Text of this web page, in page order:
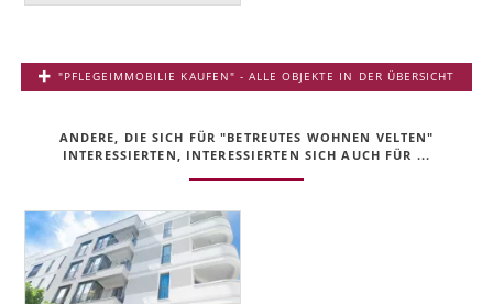
"PFLEGEIMMOBILIE KAUFEN" - ALLE OBJEKTE IN DER ÜBERSICHT
ANDERE, DIE SICH FÜR "BETREUTES WOHNEN VELTEN"
INTERESSIERTEN, INTERESSIERTEN SICH AUCH FÜR ...